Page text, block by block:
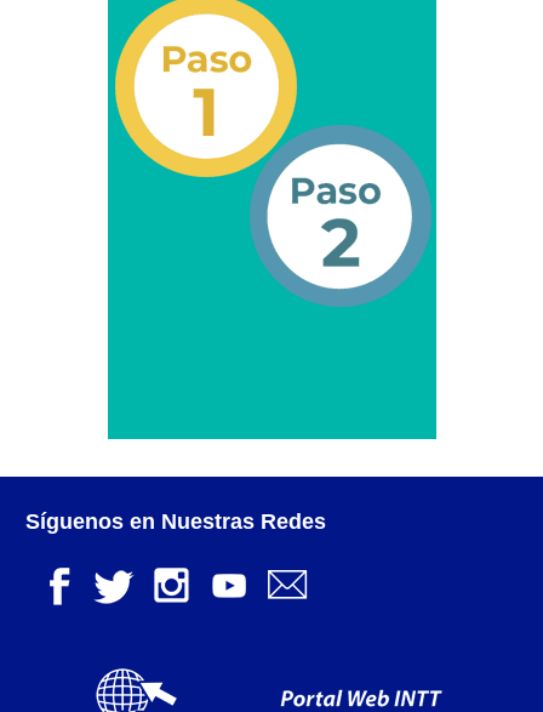
renovación de medio publicitario fijo.
Noticias
Oficinas a Nivel Nacional
Otorgamiento de autorización para
Otorgamiento de la Certificación de Prestación de
Servicio (CPS) de Transporte Público de Personas
Paso a Paso
Grado (3°).
Grado (4°).
Síguenos en Nuestras Redes